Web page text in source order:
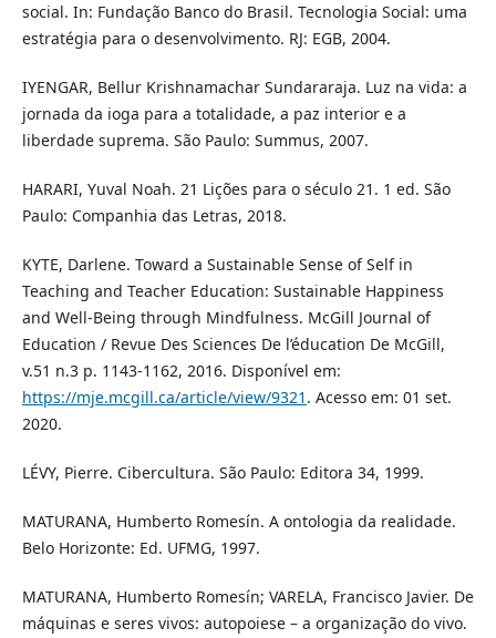
social. In: Fundação Banco do Brasil. Tecnologia Social: uma
estratégia para o desenvolvimento. RJ: EGB, 2004.
IYENGAR, Bellur Krishnamachar Sundararaja. Luz na vida: a
jornada da ioga para a totalidade, a paz interior e a
liberdade suprema. São Paulo: Summus, 2007.
HARARI, Yuval Noah. 21 Lições para o século 21. 1 ed. São
Paulo: Companhia das Letras, 2018.
KYTE, Darlene. Toward a Sustainable Sense of Self in
Teaching and Teacher Education: Sustainable Happiness
and Well-Being through Mindfulness. McGill Journal of
Education / Revue Des Sciences De l’éducation De McGill,
v.51 n.3 p. 1143-1162, 2016. Disponível em:
https://mje.mcgill.ca/article/view/9321 . Acesso em: 01 set.
2020.
LÉVY, Pierre. Cibercultura. São Paulo: Editora 34, 1999.
MATURANA, Humberto Romesín. A ontologia da realidade.
Belo Horizonte: Ed. UFMG, 1997.
MATURANA, Humberto Romesín; VARELA, Francisco Javier. De
máquinas e seres vivos: autopoiese – a organização do vivo.